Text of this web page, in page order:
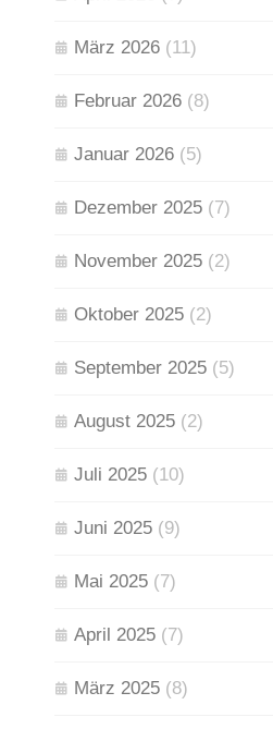
März 2026 (11)
Februar 2026 (8)
Januar 2026 (5)
Dezember 2025 (7)
November 2025 (2)
Oktober 2025 (2)
September 2025 (5)
August 2025 (2)
Juli 2025 (10)
Juni 2025 (9)
Mai 2025 (7)
April 2025 (7)
März 2025 (8)